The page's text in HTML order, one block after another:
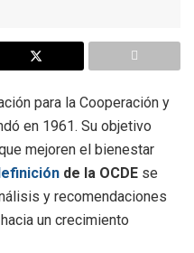
para la Cooperación y
en 1961. Su objetivo
mejoren el bienestar
de la OCDE se
y recomendaciones
un crecimiento